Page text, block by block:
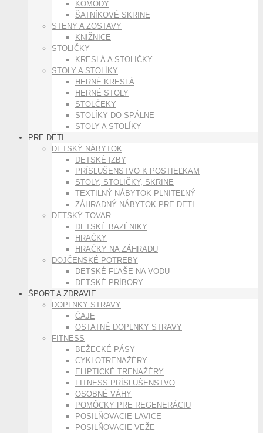
KOMODY
ŠATNÍKOVÉ SKRINE
STENY A ZOSTAVY
KNIŽNICE
STOLIČKY
KRESLÁ A STOLIČKY
STOLY A STOLÍKY
HERNÉ KRESLÁ
HERNÉ STOLY
STOLČEKY
STOLÍKY DO SPÁLNE
STOLY A STOLÍKY
PRE DETI
DETSKÝ NÁBYTOK
DETSKÉ IZBY
PRÍSLUŠENSTVO K POSTIEĽKAM
STOLY, STOLIČKY, SKRINE
TEXTILNÝ NÁBYTOK PLNITEĽNÝ
ZÁHRADNÝ NÁBYTOK PRE DETI
DETSKÝ TOVAR
DETSKÉ BAZÉNIKY
HRAČKY
HRAČKY NA ZÁHRADU
DOJČENSKÉ POTREBY
DETSKÉ FĽAŠE NA VODU
DETSKÉ PRÍBORY
ŠPORT A ZDRAVIE
DOPLNKY STRAVY
ČAJE
OSTATNÉ DOPLNKY STRAVY
FITNESS
BEŽECKÉ PÁSY
CYKLOTRENAŽÉRY
ELIPTICKÉ TRENAŽÉRY
FITNESS PRÍSLUŠENSTVO
OSOBNÉ VÁHY
POMÔCKY PRE REGENERÁCIU
POSILŇOVACIE LAVICE
POSILŇOVACIE VEŽE